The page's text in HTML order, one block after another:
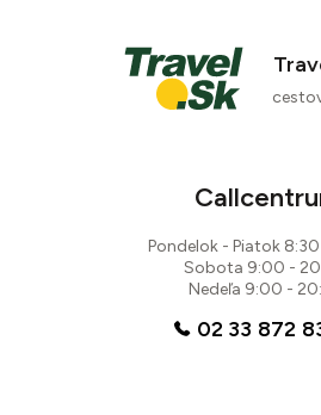
Pondelok - Piatok
Sobota 9:00 -
Nedeľa 9:00 -
02 33 872